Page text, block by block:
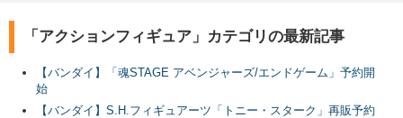
「アクションフィギュア」カテゴリの最新記事
【バンダイ】「魂STAGE アベンジャーズ/エンドゲーム」予約開
始
【バンダイ】S.H.フィギュアーツ「トニー・スターク」再販予約